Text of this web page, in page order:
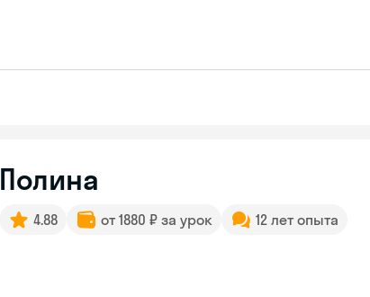
Полина
4.88 от 1880 ₽ за урок 12 лет опыта